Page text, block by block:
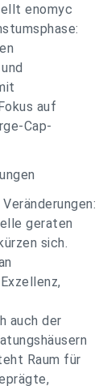
enomyc
auf
Cap-
geraten
sich.
auch der
Raum für